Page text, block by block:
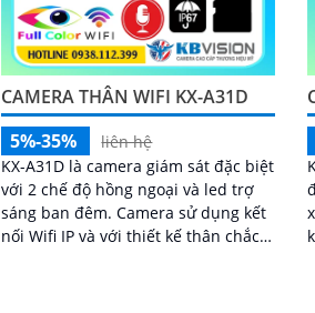
CAMERA THÂN WIFI KX-A31D
5%-35%
liên hệ
KX-A31D là camera giám sát đặc biệt
với 2 chế độ hồng ngoại và led trợ
sáng ban đêm. Camera sử dụng kết
nối Wifi IP và với thiết kế thân chắc